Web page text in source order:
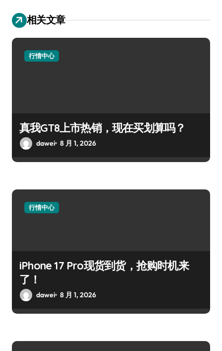
相关文章
行情中心
真我GT8上市热销，现在买划算吗？
dawei 8 月 1, 2026
行情中心
iPhone 17 Pro现货到货，抢购时机来
了！
dawei 8 月 1, 2026